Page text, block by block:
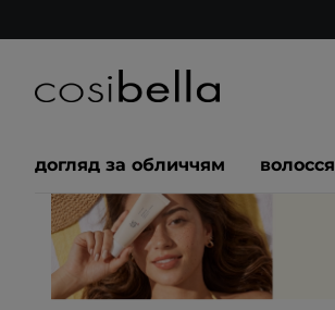
догляд за обличчям волосся